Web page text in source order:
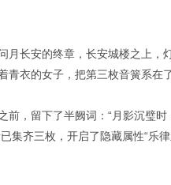
月长安的终章，长安城楼之上
青衣的女子，把第三枚音簧系在
前，留下了半阙词：“月影沉璧
集齐三枚，开启了隐藏属性“乐